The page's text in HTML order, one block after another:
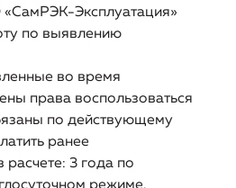
Эксплуатация»
по выявлению
во время
права воспользоваться
по действующему
ранее
3 года по